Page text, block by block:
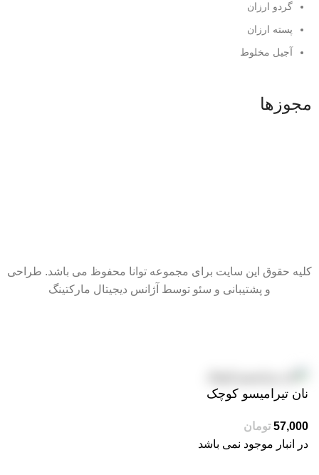
گردو ارزان
پسته ارزان
آجیل مخلوط
مجوزها
کلیه حقوق این سایت برای مجموعه توانا محفوظ می باشد. طراحی
و پشتیبانی و سئو توسط آژانس دیجیتال مارکتینگ
نان تیرامیسو کوچک
57,000 تومان
در انبار موجود نمی باشد